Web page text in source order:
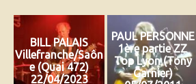
BILL PALAIS
Villefranche/Saôn
e (Quai 472)
22/04/2023
PAUL PERSONNE
1ère partie ZZ
Top Lyon (Tony
Garnier)